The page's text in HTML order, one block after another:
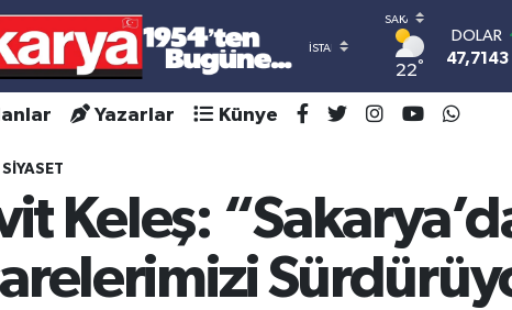
22°
DOLAR
47,7143
55,0317
6510.40
BİST100
13.799
BITCOIN
Yazarlar Künye
SİYASET
Keleş: